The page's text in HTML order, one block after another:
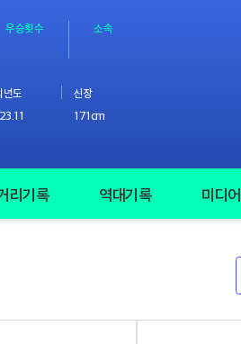
우승횟수 소속
년도 신장
171cm
리기록 역대기록 미디어